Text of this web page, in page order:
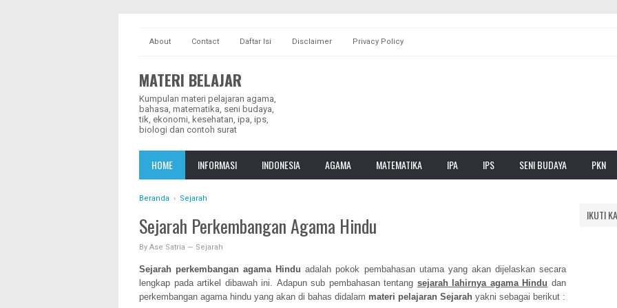
Privacy Policy
Disclaimer
Daftar Isi
Contact
About
MATERI BELAJAR
Kumpulan materi pelajaran agama,
bahasa, matematika, seni budaya,
tik, ekonomi, kesehatan, ipa, ips,
biologi dan contoh surat
HOME INFORMASI INDONESIA AGAMA MATEMATIKA IPA IPS SENI BUDAYA PKN
Beranda › Sejarah
Sejarah Perkembangan Agama Hindu
By Ase Satria — Sejarah
Sejarah perkembangan agama Hindu adalahpokok pembahasan utama yang akan dijelaskan secara
lengkap pada artikel dibawah ini. Adapun sub pembahasan tentang sejarah lahirnya agama Hindu dan
perkembangan agama hindu yang akan di bahas didalam materi pelajaran Sejarah yakni sebagai berikut :
IKUTI